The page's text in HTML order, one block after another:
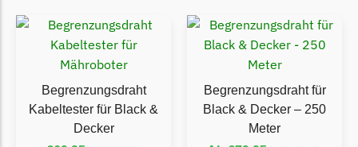
Flymo Messer
Begrenzungsdraht
Fuxtec Messer
Begrenzungsdraht
Begrenzungsdraht
Kabeltester für Black &
Decker
Begrenzungsdraht für
Black & Decker – 250
Meter